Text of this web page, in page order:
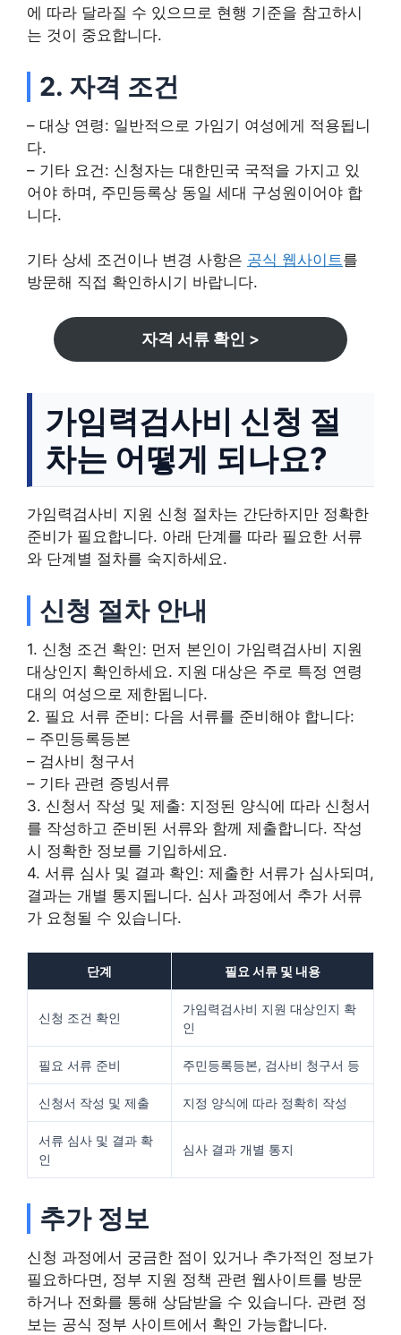
에 따라 달라질 수 있으므로 현행 기준을 참고하시
는 것이 중요합니다.
2. 자격 조건
– 대상 연령: 일반적으로 가임기 여성에게 적용됩니
다.
– 기타 요건: 신청자는 대한민국 국적을 가지고 있
어야 하며, 주민등록상 동일 세대 구성원이어야 합
니다.
기타 상세 조건이나 변경 사항은 공식 웹사이트를
방문해 직접 확인하시기 바랍니다.
자격 서류 확인 >
가임력검사비 신청 절
차는 어떻게 되나요?
가임력검사비 지원 신청 절차는 간단하지만 정확한
준비가 필요합니다. 아래 단계를 따라 필요한 서류
와 단계별 절차를 숙지하세요.
신청 절차 안내
1. 신청 조건 확인: 먼저 본인이 가임력검사비 지원
대상인지 확인하세요. 지원 대상은 주로 특정 연령
대의 여성으로 제한됩니다.
2. 필요 서류 준비: 다음 서류를 준비해야 합니다:
– 주민등록등본
– 검사비 청구서
– 기타 관련 증빙서류
3. 신청서 작성 및 제출: 지정된 양식에 따라 신청서
를 작성하고 준비된 서류와 함께 제출합니다. 작성
시 정확한 정보를 기입하세요.
4. 서류 심사 및 결과 확인: 제출한 서류가 심사되며,
결과는 개별 통지됩니다. 심사 과정에서 추가 서류
가 요청될 수 있습니다.
단계 필요 서류 및 내용
신청 조건 확인
가임력검사비 지원 대상인지 확
인
필요 서류 준비 주민등록등본, 검사비 청구서 등
신청서 작성 및 제출 지정 양식에 따라 정확히 작성
서류 심사 및 결과 확
인
심사 결과 개별 통지
추가 정보
신청 과정에서 궁금한 점이 있거나 추가적인 정보가
필요하다면, 정부 지원 정책 관련 웹사이트를 방문
하거나 전화를 통해 상담받을 수 있습니다. 관련 정
보는 공식 정부 사이트에서 확인 가능합니다.